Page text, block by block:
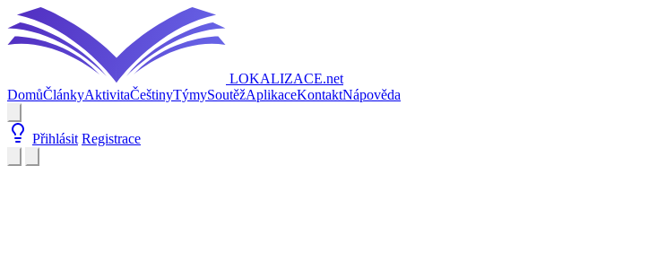
LOKALIZACE.net
DomůČlánkyAktivitaČeštinyTýmySoutěžAplikaceKontaktNápověda
Přihlásit Registrace